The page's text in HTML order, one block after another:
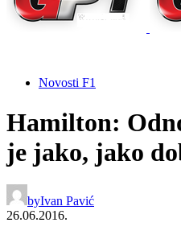
Novosti F1
Hamilton:
je jako, jako
byIvan Pavić
26.06.2016.